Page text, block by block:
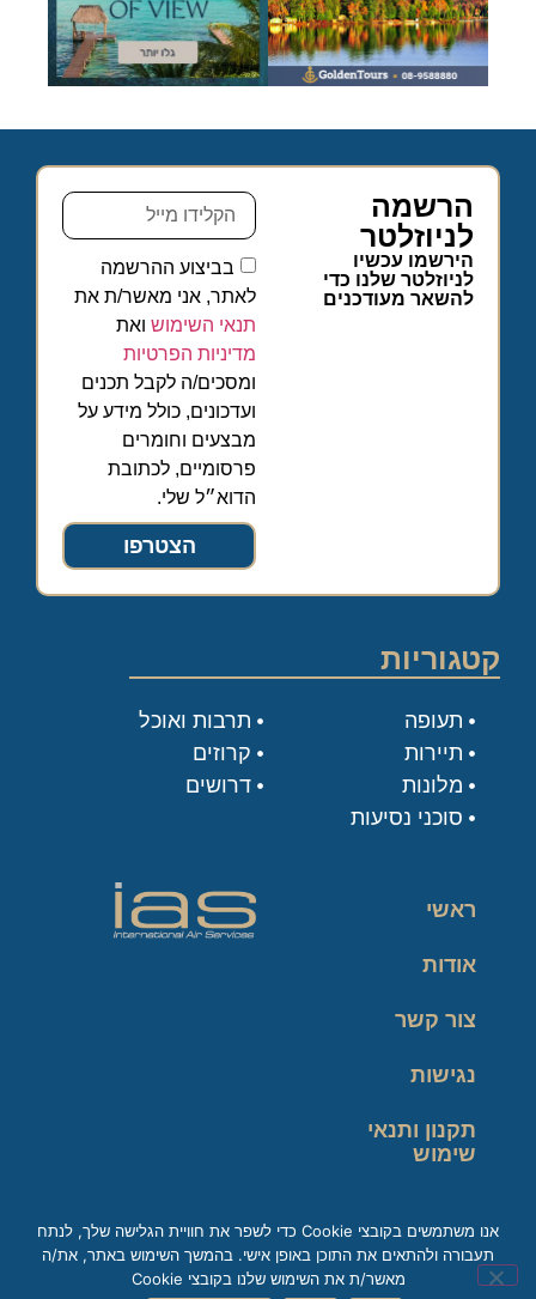
הרשמה
לניוזלטר
הירשמו עכשיו
לניוזלטר שלנו כדי
להשאר מעודכנים
בביצוע ההרשמה
לאתר, אני מאשר/ת את
תנאי השימוש ואת
מדיניות הפרטיות
ומסכים/ה לקבל תכנים
ועדכונים, כולל מידע על
מבצעים וחומרים
פרסומיים, לכתובת
הדוא״ל שלי.
הצטרפו
קטגוריות
תעופה
תיירות
מלונות
סוכני נסיעות
תרבות ואוכל
קרוזים
דרושים
ראשי
אודות
צור קשר
נגישות
תקנון ותנאי
שימוש
זכות עיון במידע
אנו משתמשים בקובצי Cookie כדי לשפר את חוויית הגלישה שלך, לנתח
תעבורה ולהתאים את התוכן באופן אישי. בהמשך השימוש באתר, את/ה
מאשר/ת את השימוש שלנו בקובצי Cookie